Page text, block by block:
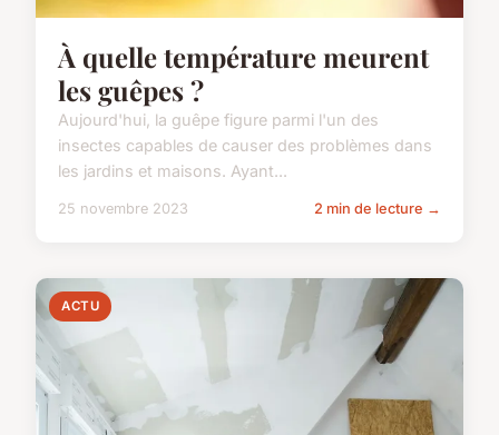
À quelle température meurent
les guêpes ?
Aujourd'hui, la guêpe figure parmi l'un des
insectes capables de causer des problèmes dans
les jardins et maisons. Ayant...
25 novembre 2023 2 min de lecture →
ACTU